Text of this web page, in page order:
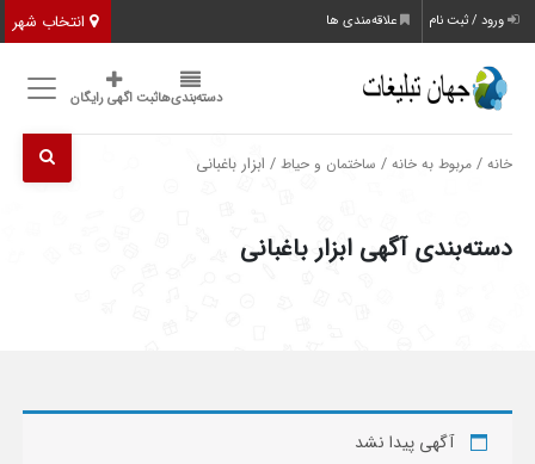
انتخاب شهر ورود / ثبت نام علاقه‌مندی ها
دسته‌بندی‌هاثبت اگهی رایگان
خانه /مربوط به خانه / ساختمان و حیاط / ابزار باغبانی
دسته‌بندی آگهی ابزار باغبانی
آگهی پیدا نشد